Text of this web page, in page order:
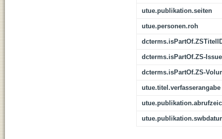
utue.publikation.seiten
utue.personen.roh
dcterms.isPartOf.ZS-Issue
dcterms.isPartOf.ZS-
utue.titel.verfasserangabe